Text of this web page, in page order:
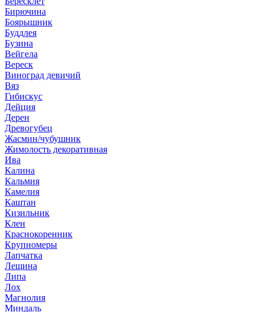
Бирючина
Боярышник
Буддлея
Бузина
Вейгела
Вереск
Виноград девичий
Вяз
Гибискус
Дейция
Дерен
Древогубец
Жасмин/чубушник
Жимолость декоративная
Ива
Калина
Кальмия
Камелия
Каштан
Кизильник
Клен
Краснокоренник
Крупномеры
Лапчатка
Лещина
Липа
Лох
Магнолия
Миндаль